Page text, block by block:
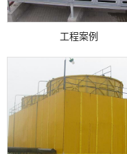
工程案例